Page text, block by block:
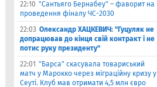
22:10 "Сантьяго Бернабеу" – фаворит на
проведення фіналу ЧС-2030
22:03 Олександр ХАЦКЕВИЧ: "Гуцуляк не
допрацював до кінця свій контракт і не
потис руку президенту"
22:01 "Барса" скасувала товариський
матч у Марокко через міграційну кризу у
Сеуті. Клуб мав отримати 4,5 млн євро